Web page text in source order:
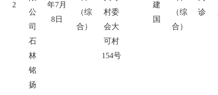
2
公
司
石
林
铭
扬
年7月
8日
（综
合）
村委
会大
可村
154号
建
国
（综
合）
诊